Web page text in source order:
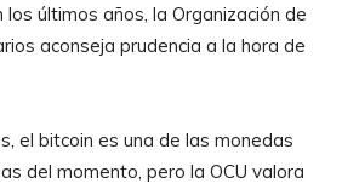
últimos años, la Organización de
aconseja prudencia a la hora de
el bitcoin es una de las monedas
del momento, pero la OCU valora